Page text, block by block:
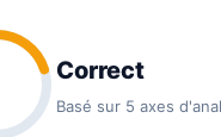
Correct
Basé sur 5 axes